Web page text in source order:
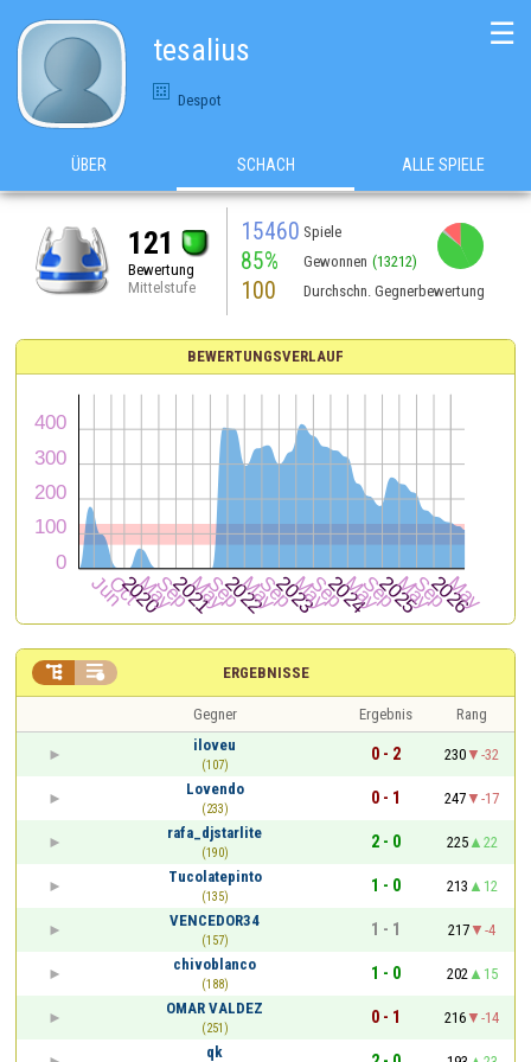
tesalius
Despot
☰
ÜBER SCHACH ALLE SPIELE
121
Bewertung
Mittelstufe
15460 Spiele
85% Gewonnen (13212)
100 Durchschn. Gegnerbewertung
BEWERTUNGSVERLAUF
ERGEBNISSE
 
Gegner Ergebnis
Rang
iloveu
(107)
0 - 2 230
-32
Lovendo
(233)
0 - 1 247
-17
rafa_djstarlite
(190)
2 - 0 225
22
Tucolatepinto
(135)
1 - 0 213
12
VENCEDOR34
(157)
1 - 1 217
-4
chivoblanco
(188)
1 - 0 202
15
OMAR VALDEZ
(251)
0 - 1 216
-14
qk